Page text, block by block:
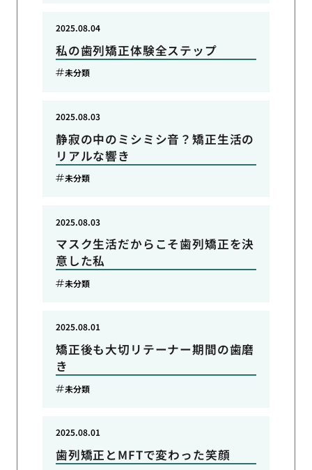
私の歯列矯正体験全ステップ
2025.08.04
未分類
静寂の中のミシミシ音？矯正生活の
リアルな響き
2025.08.03
未分類
マスク生活だからこそ歯列矯正を決
意した私
2025.08.03
未分類
矯正後も大切リテーナー期間の歯磨
き
2025.08.01
未分類
歯列矯正とMFTで変わった笑顔
2025.08.01